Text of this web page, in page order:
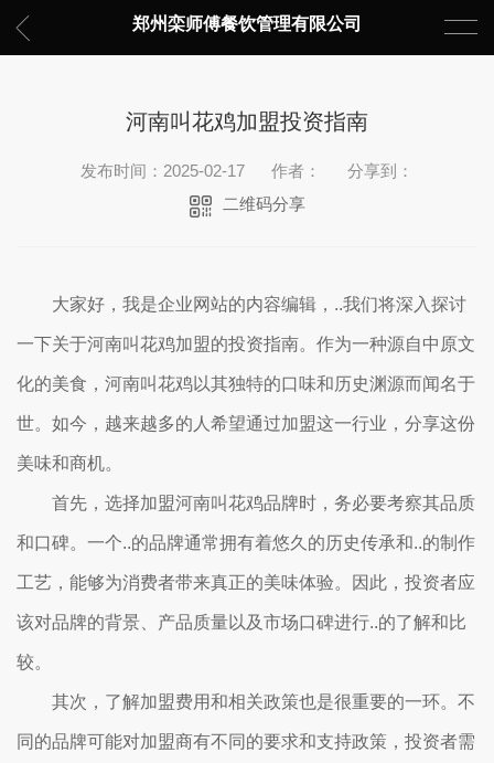
郑州栾师傅餐饮管理有限公司
河南叫花鸡加盟投资指南
发布时间：2025-02-17 作者：
分享到：
二维码分享
大家好，我是企业网站的内容编辑，..我们将深入探讨
一下关于河南叫花鸡加盟的投资指南。作为一种源自中原文
化的美食，河南叫花鸡以其独特的口味和历史渊源而闻名于
世。如今，越来越多的人希望通过加盟这一行业，分享这份
美味和商机。
首先，选择加盟河南叫花鸡品牌时，务必要考察其品质
和口碑。一个..的品牌通常拥有着悠久的历史传承和..的制作
工艺，能够为消费者带来真正的美味体验。因此，投资者应
该对品牌的背景、产品质量以及市场口碑进行..的了解和比
较。
其次，了解加盟费用和相关政策也是很重要的一环。不
同的品牌可能对加盟商有不同的要求和支持政策，投资者需